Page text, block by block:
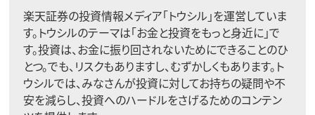
楽天証券の投資情報メディア「トウシル」を運営していま
す。トウシルのテーマは「お金と投資をもっと身近に」で
す。投資は、お金に振り回されないためにできることのひ
とつ。でも、リスクもありますし、むずかしくもあります。ト
ウシルでは、みなさんが投資に対してお持ちの疑問や不
安を減らし、投資へのハードルをさげるためのコンテン